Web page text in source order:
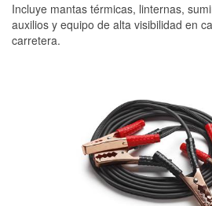
Incluye mantas térmicas, linternas,
auxilios y equipo de alta visibilidad en
carretera.